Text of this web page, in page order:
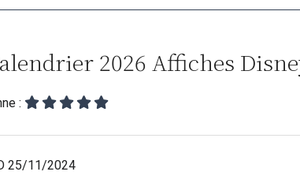
2026 Affiches
:
25/11/2024